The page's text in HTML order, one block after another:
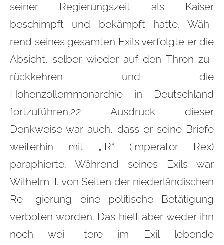
seiner Regierungszeit als Kaiser
beschimpft und bekämpft hatte. Wäh-
rend seines gesamten Exils verfolgte er die
Absicht, selber wieder auf den Thron zu-
rückkehren und die
Hohenzollernmonarchie in Deutschland
fortzuführen.22 Ausdruck dieser
Denkweise war auch, dass er seine Briefe
weiterhin mit „IR“ (Imperator Rex)
paraphierte. Während seines Exils war
Wilhelm II. von Seiten der niederländischen
Re- gierung eine politische Betätigung
verboten worden. Das hielt aber weder ihn
noch wei- tere im Exil lebende